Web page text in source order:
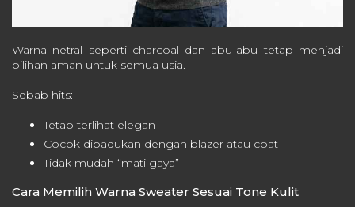
Warna netral seperti charcoal dan abu-abu tetap menjadi
pilihan aman untuk semua usia.
Sebab hits:
Tetap terlihat elegan
Cocok dipadukan dengan blazer atau coat
Tidak mudah “mati gaya”
Cara Memilih Warna Sweater Sesuai Tone Kulit